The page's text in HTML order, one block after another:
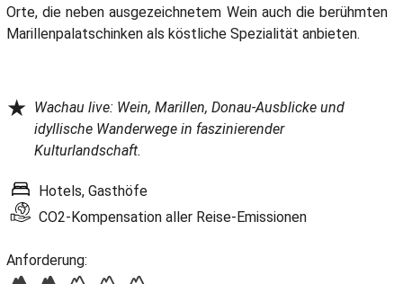
Orte, die neben ausgezeichnetem Wein auch die berühmten
Marillenpalatschinken als köstliche Spezialität anbieten.
★ Wachau live: Wein, Marillen, Donau-Ausblicke und
idyllische Wanderwege in faszinierender
Kulturlandschaft.
Hotels, Gasthöfe
CO2-Kompensation aller Reise-Emissionen
Anforderung: